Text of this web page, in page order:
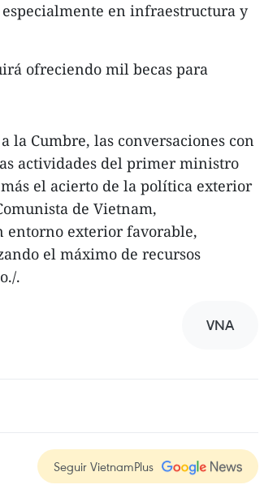
en infraestructura y
ofreciendo mil becas para
la Cumbre, las conversaciones con
actividades del primer ministro
el acierto de la política exterior
de Vietnam,
entorno exterior favorable,
el máximo de recursos
.
VNA
Seguir VietnamPlus